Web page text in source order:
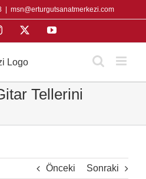
msn@erturgutsanatmerkezi.com
Instagram YouTube
Tellerini
Önceki Sonraki